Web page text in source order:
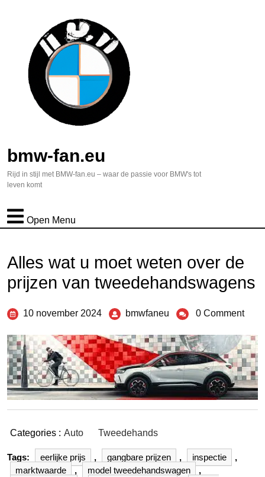
bmw-fan.eu
Rijd in stijl met BMW-fan.eu – waar de passie voor BMW's tot
leven komt
Open Menu
Alles wat u moet weten over de
prijzen van tweedehandswagens
10 november 2024 bmwfaneu 0 Comment
Categories : Auto Tweedehands
Tags: eerlijke prijs , gangbare prijzen , inspectie
,
marktwaarde
, model tweedehandswagen
,